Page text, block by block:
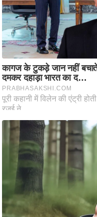
मा
तृ
भू
मि
स्तं
भ
ए
म
.
आ
आ
ई
.
चा